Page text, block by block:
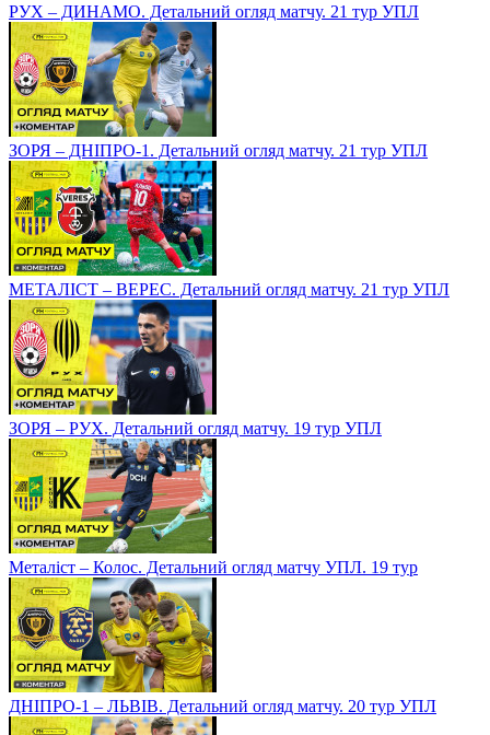
РУХ – ДИНАМО. Детальний огляд матчу. 21 тур УПЛ
ЗОРЯ – ДНІПРО-1. Детальний огляд матчу. 21 тур УПЛ
МЕТАЛІСТ – ВЕРЕС. Детальний огляд матчу. 21 тур УПЛ
ЗОРЯ – РУХ. Детальний огляд матчу. 19 тур УПЛ
Металіст – Колос. Детальний огляд матчу УПЛ. 19 тур
ДНІПРО-1 – ЛЬВІВ. Детальний огляд матчу. 20 тур УПЛ